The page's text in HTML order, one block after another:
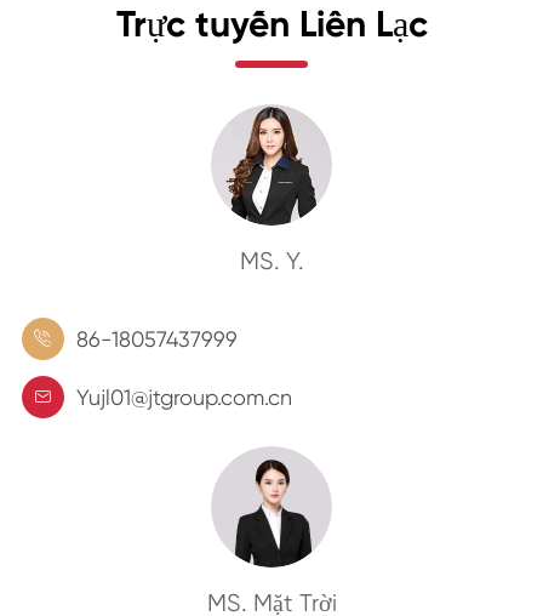
Trực tuyến Liên Lạc
MS. Y.
 86-18057437999
 Yujl01@jtgroup.com.cn
MS. Mặt Trời